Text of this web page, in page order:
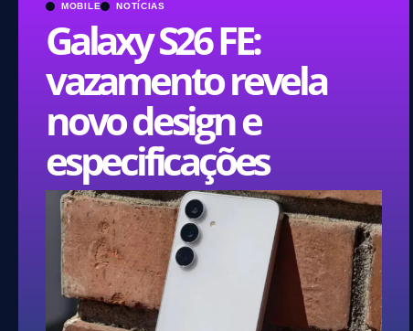
MOBILE NOTÍCIAS
Galaxy S26 FE:
vazamento revela
novo design e
especificações